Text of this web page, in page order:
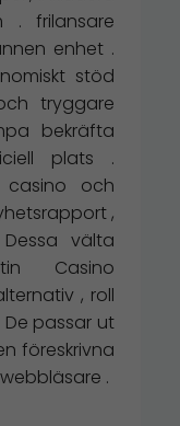
. frilansare
enhet .
stöd
tryggare
bekräfta
plats .
casino och
,
välta
Casino
, roll
passar ut
föreskrivna
.